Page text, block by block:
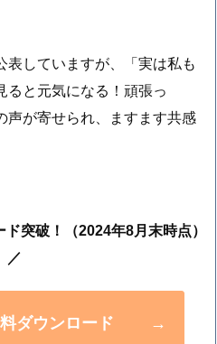
表していますが、「実は私も
と元気になる！頑張っ
声が寄せられ、ますます共感
突破！（2024年8月末時点）
／
ダウンロード →